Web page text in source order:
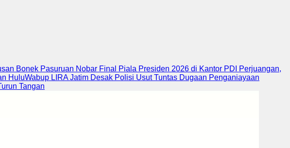
Bonek Pasuruan Nobar Final Piala Presiden 2026 di Kantor PDI Perjuangan,
HuluWabup LIRA Jatim Desak Polisi Usut Tuntas Dugaan Penganiayaan
Tangan